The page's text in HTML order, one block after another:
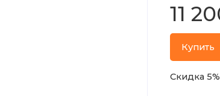
11
Купить
Скидка